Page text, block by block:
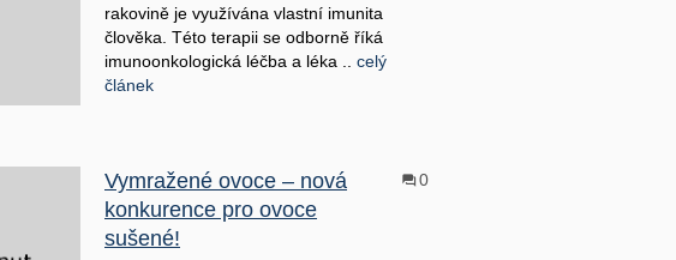
rakovině je využívána vlastní imunita
člověka. Této terapii se odborně říká
imunoonkologická léčba a léka .. celý
článek
Vymražené ovoce – nová
konkurence pro ovoce
sušené!
0